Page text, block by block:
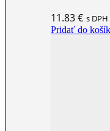
11.83€ s DPH
Pridať do